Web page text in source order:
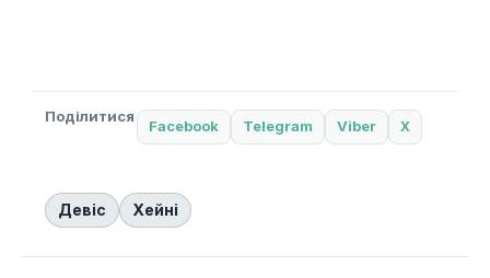
Поділитися
Facebook Telegram Viber X
Девіс Хейні